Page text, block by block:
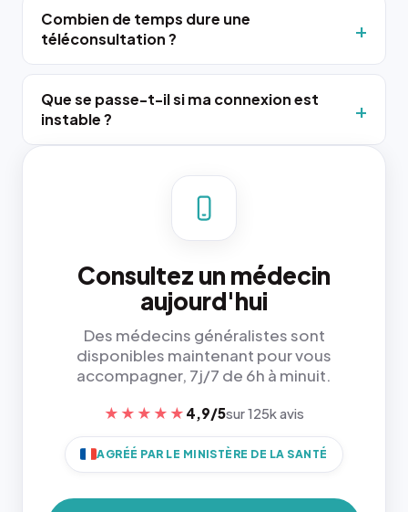
Combien de temps dure une
téléconsultation ?
Que se passe-t-il si ma connexion est
instable ?
Consultez un médecin
aujourd'hui
Des médecins généralistes sont
disponibles maintenant pour vous
accompagner, 7j/7 de 6h à minuit.
★★★★★ 4,9/5sur 125k avis
AGRÉÉ PAR LE MINISTÈRE DE LA SANTÉ